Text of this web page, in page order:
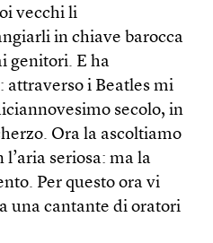
vecchi li
in chiave barocca
genitori. E ha
attraverso i Beatles mi
secolo, in
Ora la ascoltiamo
seriosa: ma la
Per questo ora vi
una cantante di oratori